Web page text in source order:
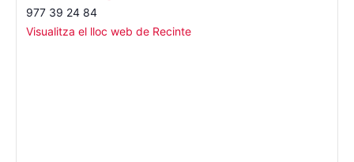
977 39 24 84
Visualitza el lloc web de Recinte